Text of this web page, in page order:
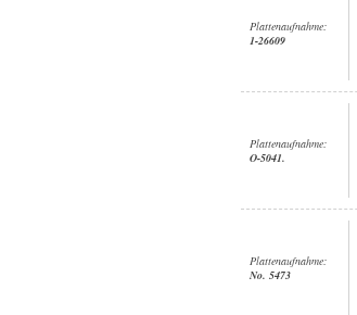
Plattenaufnahme:
1-26609
Plattenaufnahme:
O-5041.
Plattenaufnahme:
No. 5473